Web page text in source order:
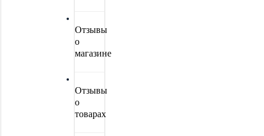
Отзывы
о
магазине
Отзывы
о
товарах